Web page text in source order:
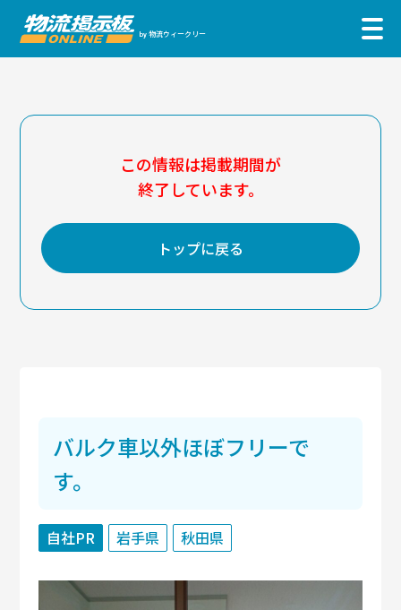
by 物流ウィークリー
この情報は掲載期間が
終了しています。
トップに戻る
バルク車以外ほぼフリーで
す。
自社PR 岩手県 秋田県